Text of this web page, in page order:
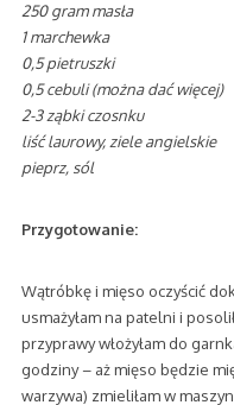
250 gram masła
1 marchewka
0,5 pietruszki
0,5 cebuli (można dać więcej)
2-3 ząbki czosnku
liść laurowy, ziele angielskie
pieprz, sól
Przygotowanie:
Wątróbkę i mięso oczyścić
usmażyłam na patelni i
przyprawy włożyłam do
godziny – aż mięso będzie
warzywa) zmieliłam w